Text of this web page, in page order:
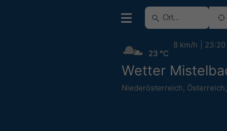
Wetter
Niederösterreich, Österreich
23 °C
8 km/h 23:20